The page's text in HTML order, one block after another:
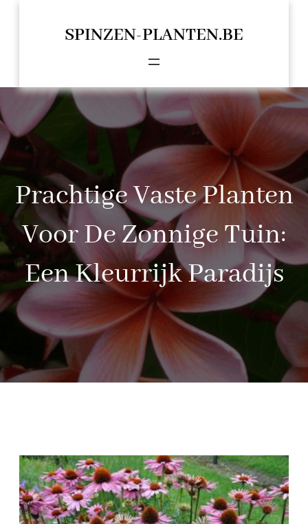
SPINZEN-PLANTEN.BE
Prachtige Vaste Planten
Voor De Zonnige Tuin:
Een Kleurrijk Paradijs